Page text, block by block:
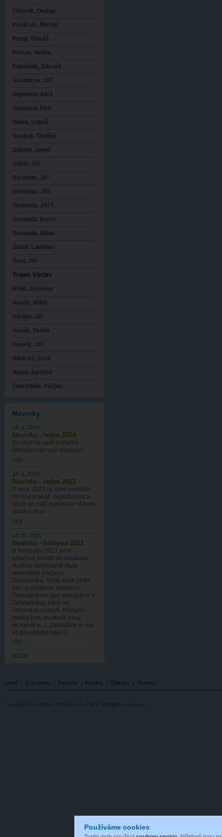
Olšaník, Otakar
Pavlíček, Michal
Pergl, Tomáš
Petrov, Vadim
Pololáník, Zdeněk
Schmitzer, Jiří
Sigmund, Aleš
Skoumal, Petr
Sluka, Luboš
Soukup, Ondřej
Spitzer, Josef
Stivín, Jiří
Strohner, Jiří
Svoboda, Jiří
Svoboda, Jiří F.
Svoboda, Karel
Svoboda, Milan
Štaidl, Ladislav
Šust, Jiří
Trojan, Václav
Uhlíř, Jaroslav
Vacek, Miloš
Václav, Jiří
Vašák, Vašek
Veselý, Jiří
Viklický, Emil
Vogel, Jaromír
Zahradník, Václav
Novinky
19. 1. 2024
Novinky - leden 2024
Po roce se opět podařilo
aktualizovat naší databázi.
více
19. 1. 2023
Novinky - leden 2023
V roce 2022 se nám podařilo
dohledat popř. digitalizovat a
vložit do naší databáze několik
dalších titulů.
více
13. 11. 2021
Novinky - listopad 2021
V listopadu 2021 jsme
konečně přidali do databáze
Archivu dohledané tituly
skladatele Václava
Zahradníka. Tímto bych chtěl
moc poděkovat Jakubovi
Zahradníkovi (syn skladatele V.
Zahradníka), který mi
informace poskytl. Původní
média jsou studiové pásy,
nicméně p. J. Zahradník je má
již převedené na CD.
více
archív
Úvod O projektu Diskuze Katalog Odkazy Novinky
Copyright (c) 2009 - 2026 Archiv ČSFH. All rights reserved.
Používáme cookies